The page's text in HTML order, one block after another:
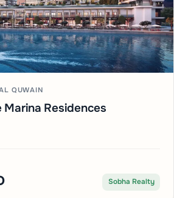
QUWAIN
Marina Residences
Sobha Realty